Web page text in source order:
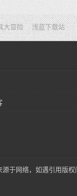
大冒险 浅蓝下载站
于网络，如遇引用版